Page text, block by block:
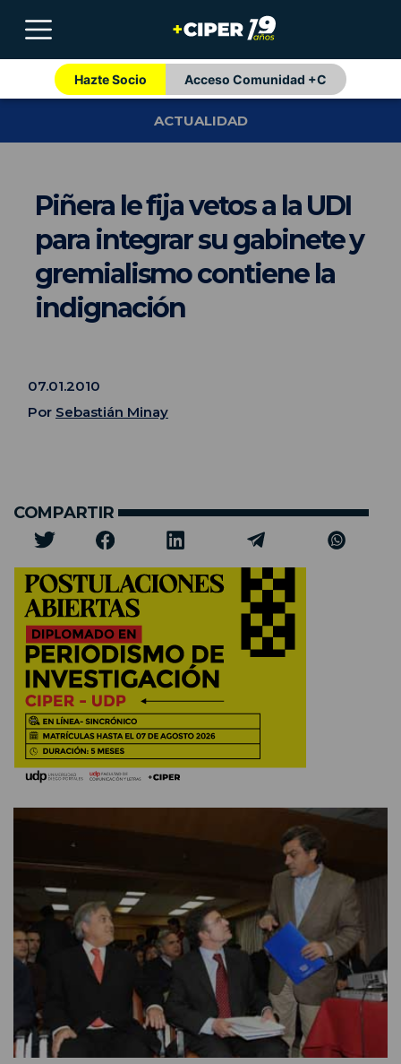
Hazte Socio Acceso Comunidad +C
ACTUALIDAD
Piñera le fija vetos a la UDI
para integrar su gabinete y
gremialismo contiene la
indignación
07.01.2010
Por Sebastián Minay
COMPARTIR